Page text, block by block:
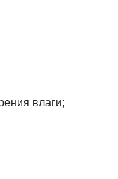
влаги;